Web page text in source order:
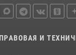
14 июля
Виктора
ПРАВОВАЯ И